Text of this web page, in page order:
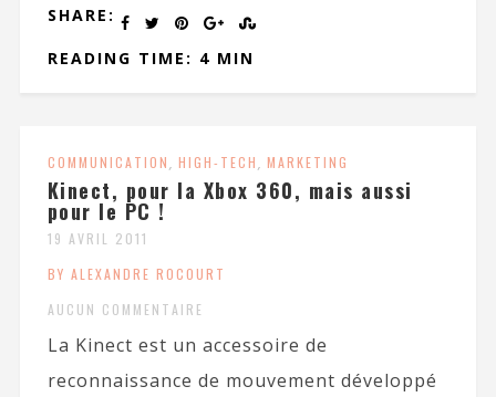
SHARE:
READING TIME: 4 MIN
COMMUNICATION, HIGH-TECH, MARKETING
Kinect, pour la Xbox 360, mais aussi
pour le PC !
19 AVRIL 2011
BY ALEXANDRE ROCOURT
AUCUN COMMENTAIRE
La Kinect est un accessoire de
reconnaissance de mouvement développé